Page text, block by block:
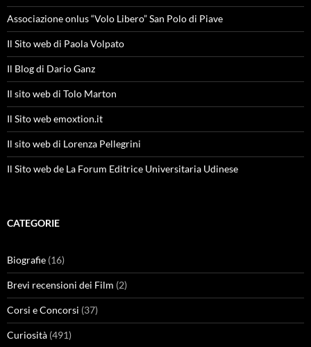
Associazione onlus “Volo Libero” San Polo di Piave
Il Sito web di Paola Volpato
Il Blog di Dario Ganz
Il sito web di Tolo Marton
Il Sito web emoxtion.it
Il sito web di Lorenza Pellegrini
Il Sito web de La Forum Editrice Universitaria Udinese
CATEGORIE
Biografie (16)
Brevi recensioni dei Film (2)
Corsi e Concorsi (37)
Curiosità (491)